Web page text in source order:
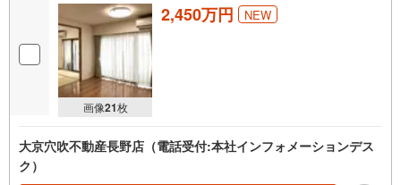
画像21枚
2,450万円 NEW
大京穴吹不動産長野店（電話受付:本社インフォメーションデス
ク）